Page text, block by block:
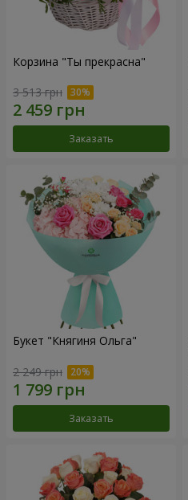
Корзина "Ты прекрасна"
3 513 грн
Заказать
Букет "Княгиня Ольга"
2 249 грн
Заказать